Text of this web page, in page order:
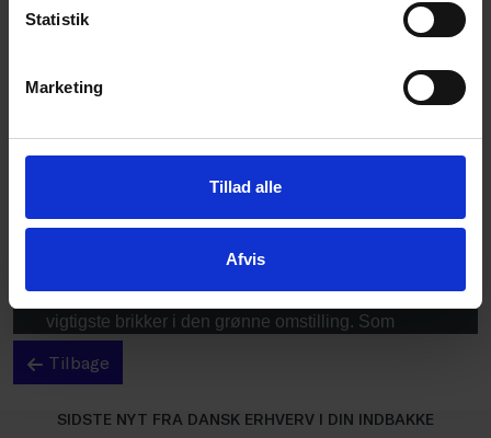
Statistik
Marketing
Tillad alle
Afvis
Tilbage
SIDSTE NYT FRA DANSK ERHVERV I DIN INDBAKKE